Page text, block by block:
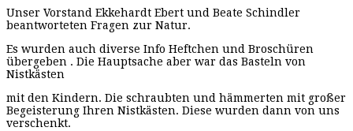
Unser Vorstand Ekkehardt Ebert und Beate Schindler
beantworteten Fragen zur Natur.
Es wurden auch diverse Info Heftchen und Broschüren
übergeben . Die Hauptsache aber war das Basteln von
Nistkästen
mit den Kindern. Die schraubten und hämmerten mit großer
Begeisterung Ihren Nistkästen. Diese wurden dann von uns
verschenkt.